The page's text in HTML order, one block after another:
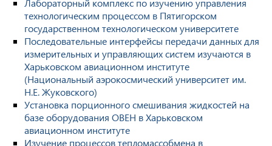
технологическим процессом в Пятигорском
государственном технологическом университете
Последовательные интерфейсы передачи данных для
измерительных и управляющих систем изучаются в
Харьковском авиационном институте
(Национальный аэрокосмический университет им.
Н.Е. Жуковского)
Установка порционного смешивания жидкостей на
базе оборудования ОВЕН в Харьковском
авиационном институте
Изучение процессов тепломассобмена в